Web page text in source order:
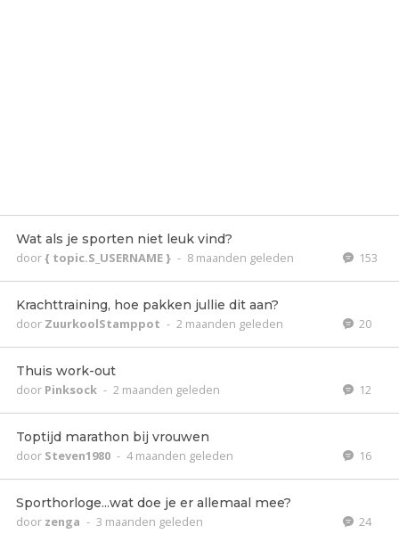
Wat als je sporten niet leuk vind?
door{ topic.S_USERNAME } - 8 maanden geleden 153
Krachttraining, hoe pakken jullie dit aan?
door ZuurkoolStamppot - 2 maanden geleden 20
Thuis work-out
door Pinksock - 2 maanden geleden 12
Toptijd marathon bij vrouwen
door Steven1980 - 4 maanden geleden 16
Sporthorloge...wat doe je er allemaal mee?
door zenga - 3 maanden geleden 24